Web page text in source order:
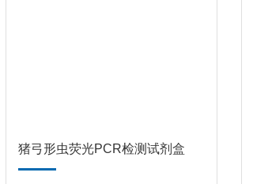
猪弓形虫荧光PCR检测试剂盒